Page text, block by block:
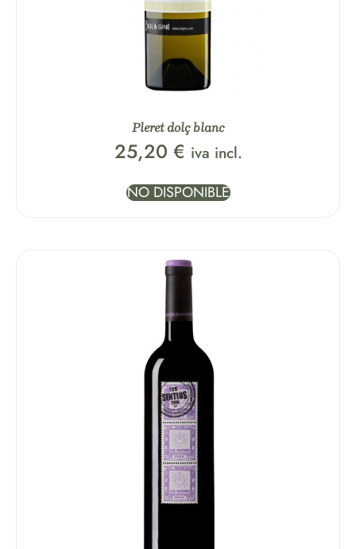
Pleret dolç blanc
25,20 € iva incl.
NO DISPONIBLE